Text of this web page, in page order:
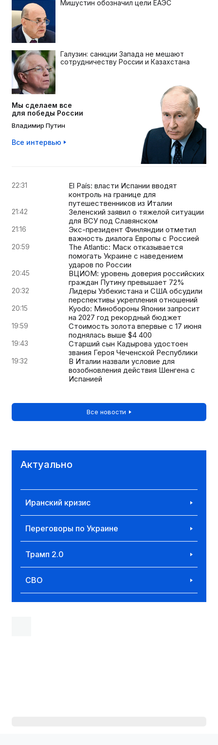
Мишустин обозначил цели ЕАЭС
Галузин: санкции Запада не мешают
сотрудничеству России и Казахстана
Мы сделаем все
для победы России
Владимир Путин
Все интервью
22:31
El País: власти Испании вводят
контроль на границе для
путешественников из Италии
21:42
Зеленский заявил о тяжелой ситуации
для ВСУ под Славянском
21:16
Экс-президент Финляндии отметил
важность диалога Европы с Россией
20:59
The Atlantic: Маск отказывается
помогать Украине с наведением
ударов по России
20:45
ВЦИОМ: уровень доверия российских
граждан Путину превышает 72%
20:32
Лидеры Узбекистана и США обсудили
перспективы укрепления отношений
20:15
Kyodo: Минобороны Японии запросит
на 2027 год рекордный бюджет
19:59
Стоимость золота впервые с 17 июня
поднялась выше $4 400
19:43
Старший сын Кадырова удостоен
звания Героя Чеченской Республики
19:32
В Италии назвали условие для
возобновления действия Шенгена с
Испанией
Все новости
Актуально
Иранский кризис
Переговоры по Украине
Трамп 2.0
СВО